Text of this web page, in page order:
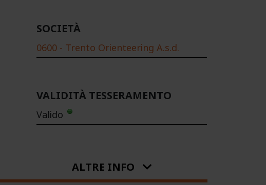
SOCIETÀ
0600 - Trento Orienteering A.s.d.
VALIDITÀ TESSERAMENTO
Valido
ALTRE INFO